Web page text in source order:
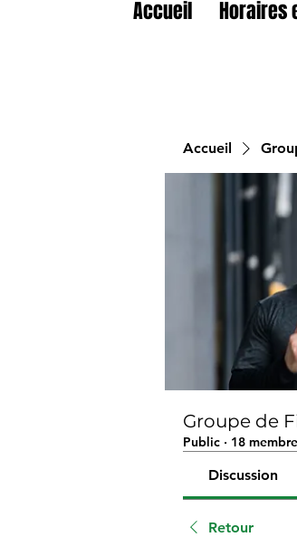
Accueil Horaires
Accueil
Groupe de
Public · 18
Discussion
Retour